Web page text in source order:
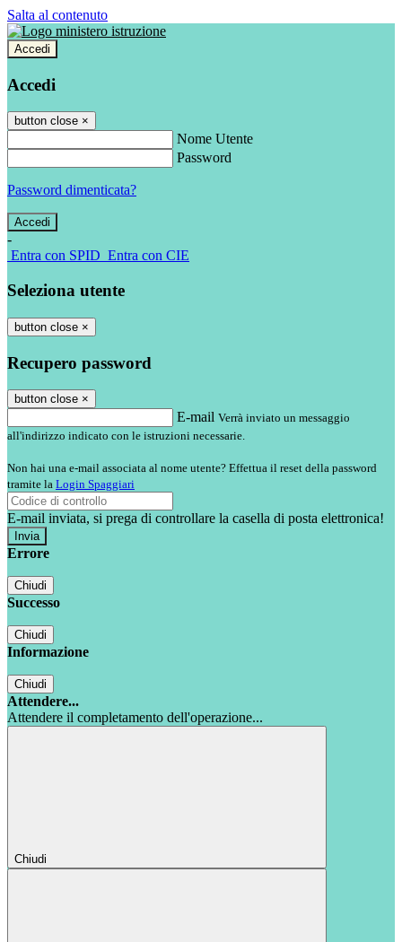
Salta al contenuto
Accedi
Accedi
button close ×
Nome Utente
Password
Password dimenticata?
-
Entra con SPID Entra con CIE
Seleziona utente
button close ×
Recupero password
button close ×
E-mail Verrà inviato un messaggio
all'indirizzo indicato con le istruzioni necessarie.
Non hai una e-mail associata al nome utente? Effettua il reset della password
tramite la Login Spaggiari
E-mail inviata, si prega di controllare la casella di posta elettronica!
Errore
Chiudi
Successo
Chiudi
Informazione
Chiudi
Attendere...
Attendere il completamento dell'operazione...
Chiudi